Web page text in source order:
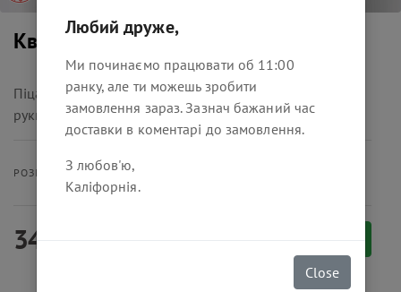
Любий друже,
Ми починаємо працювати об 11:00
ранку, але ти можешь зробити
замовлення зараз. Зазнач бажаний час
доставки в коментарі до замовлення.
З любов'ю,
Каліфорнія.
Close
Кватро Формаджи
Піца з моцарелою, блю чизом, пармезаном, брі,
рукколою та з вершковим соусом.
РОЗМІР ПОРЦІЇ 30 см
340